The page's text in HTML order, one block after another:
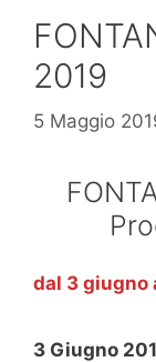
2019
5 Maggio
dal 3 giugno
3 Giugno